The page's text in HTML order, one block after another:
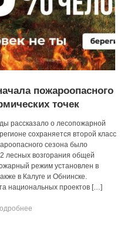
пожароопасного
точек
рассказало о лесопожарной
сохраняется второй класс
сезона было
лесных возгорания общей
режим установлен в
в Калуге и Обнинске.
национальных проектов […]